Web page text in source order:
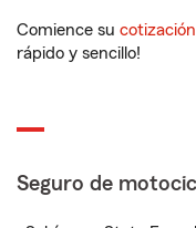
Comience su
rápido y sencillo!
Seguro de